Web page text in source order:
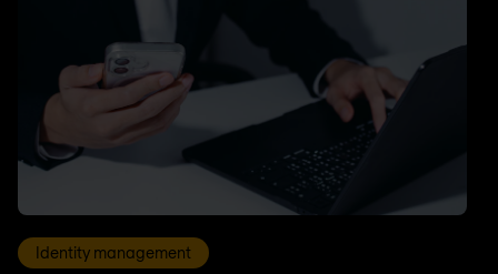
Identity management